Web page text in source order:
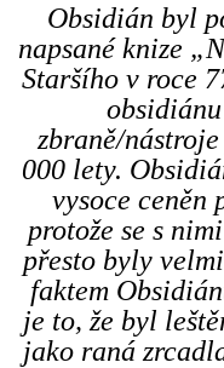
Obsidián byl
napsané knize
Staršího v roce
zbraně/
000 lety.
vysoce ceněn
protože se s
přesto byly
faktem
je to, že byl
jako raná